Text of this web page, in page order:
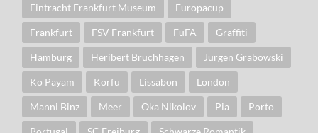
Eintracht Frankfurt Museum Europacup
Frankfurt FSV Frankfurt FuFA Graffiti
Hamburg Heribert Bruchhagen Jürgen Grabowski
Ko Payam Korfu Lissabon London
Manni Binz Meer Oka Nikolov Pia Porto